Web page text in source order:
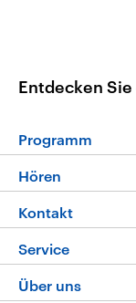
Entdecken
Programm
Programm
Die
Neue
Hören
Livestream
Podcasts
Kontakt
Service
FAQ
Über uns